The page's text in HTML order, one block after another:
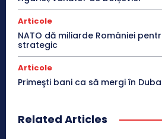
Articole
NATO dă miliarde României
strategic
Articole
Primeşti bani ca să mergi în
Related Articles